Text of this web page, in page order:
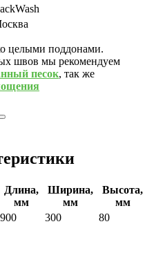
целыми поддонами.
швов мы рекомендуем
песок, так же
Длина,
мм
Ширина,
мм
Высота,
мм
900 300 80